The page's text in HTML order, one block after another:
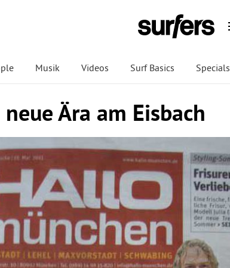
Musik Videos Surf Basics Specials
neue Ära am Eisbach